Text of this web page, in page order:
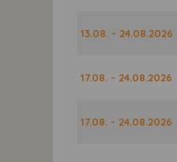
13.08. - 24.08.2026
17.08. - 24.08.2026
17.08. - 24.08.2026